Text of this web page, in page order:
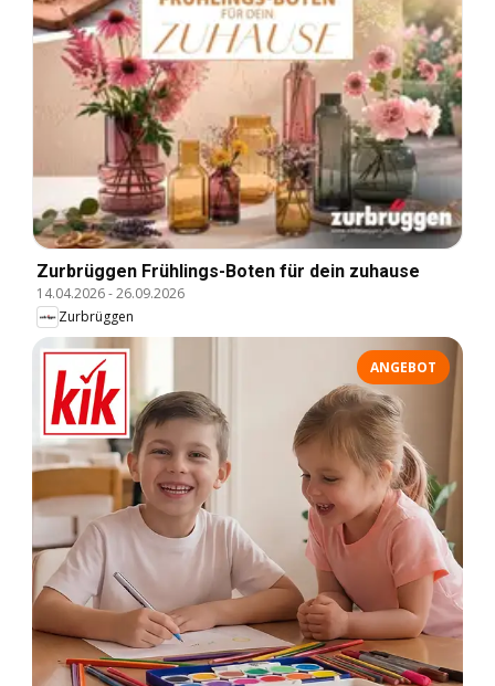
Zurbrüggen Frühlings-Boten für dein zuhause
14.04.2026-26.09.2026
Zurbrüggen
ANGEBOT